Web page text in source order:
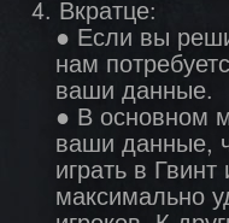
4. Вкратце:
● Если вы
нам
ваши данные.
● В основном
ваши данные,
играть в Гвинт
максимально